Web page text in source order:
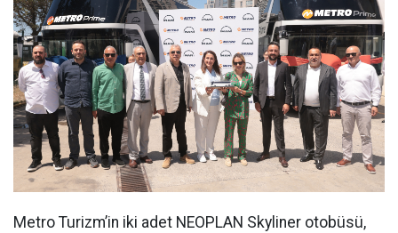
Metro Turizm’in iki adet NEOPLAN Skyliner otobüsü,